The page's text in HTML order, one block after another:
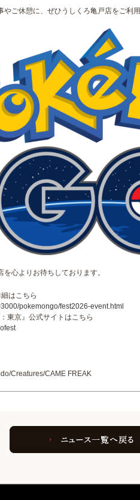
ご休憩に、ぜひうしくろ亀戸店をご利用
を心よりお待ちしております。
はこちら
pokemongo/fest2026-event.html
東京』公式サイトはこちら
Creatures/CAME FREAK